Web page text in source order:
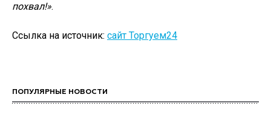
похвал!».
Ссылка на источник: сайт Торгуем24
ПОПУЛЯРНЫЕ НОВОСТИ